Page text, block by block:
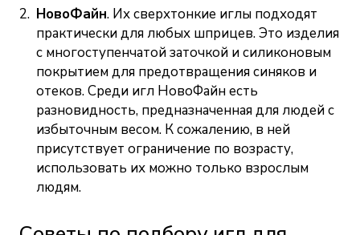
НовоФайн. Их сверхтонкие иглы подходят
практически для любых шприцев. Это изделия
с многоступенчатой заточкой и силиконовым
покрытием для предотвращения синяков и
отеков. Среди игл НовоФайн есть
разновидность, предназначенная для людей с
избыточным весом. К сожалению, в ней
присутствует ограничение по возрасту,
использовать их можно только взрослым
людям.